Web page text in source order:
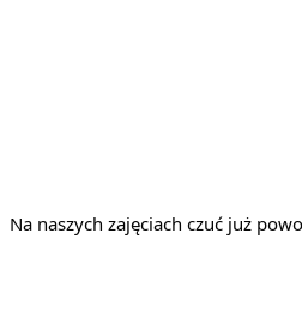
Na naszych zajęciach czuć już